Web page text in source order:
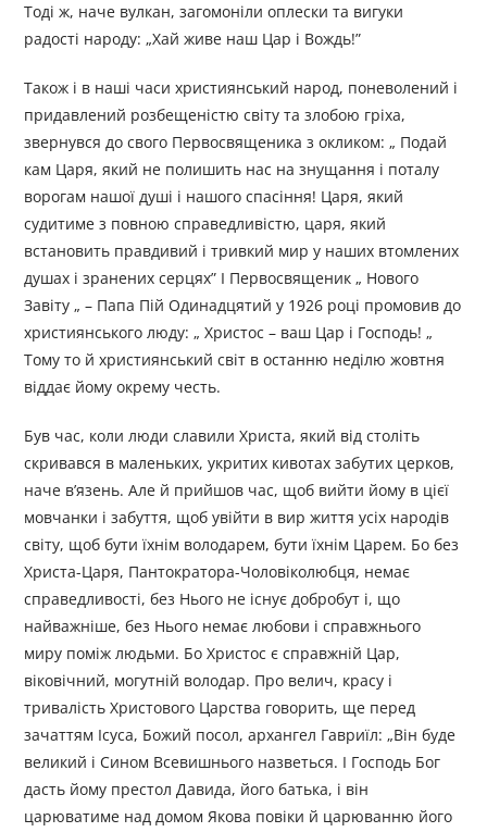
Тоді ж, наче вулкан, загомоніли оплески та вигуки
радості народу: „Хай живе наш Цар і Вождь!”
Також і в наші часи християнський народ, поневолений і
придавлений розбещеністю світу та злобою гріха,
звернувся до свого Первосвященика з окликом: „ Подай
кам Царя, який не полишить нас на знущання і поталу
ворогам нашої душі і нашого спасіння! Царя, який
судитиме з повною справедливістю, царя, який
встановить правдивий і тривкий мир у наших втомлених
душах і зранених серцях” І Первосвященик „ Нового
Завіту „ – Папа Пій Одинадцятий у 1926 році промовив до
християнського люду: „ Христос – ваш Цар і Господь! „
Тому то й християнський світ в останню неділю жовтня
віддає йому окрему честь.
Був час, коли люди славили Христа, який від століть
скривався в маленьких, укритих кивотах забутих церков,
наче в’язень. Але й прийшов час, щоб вийти йому в цієї
мовчанки і забуття, щоб увійти в вир життя усіх народів
світу, щоб бути їхнім володарем, бути їхнім Царем. Бо без
Христа-Царя, Пантократора-Чоловіколюбця, немає
справедливості, без Нього не існує добробут і, що
найважніше, без Нього немає любови і справжнього
миру поміж людьми. Бо Христос є справжній Цар,
віковічний, могутній володар. Про велич, красу і
тривалість Христового Царства говорить, ще перед
зачаттям Ісуса, Божий посол, архангел Гавриїл: „Він буде
великий і Сином Всевишнього назветься. І Господь Бог
дасть йому престол Давида, його батька, і він
царюватиме над домом Якова повіки й царюванню його